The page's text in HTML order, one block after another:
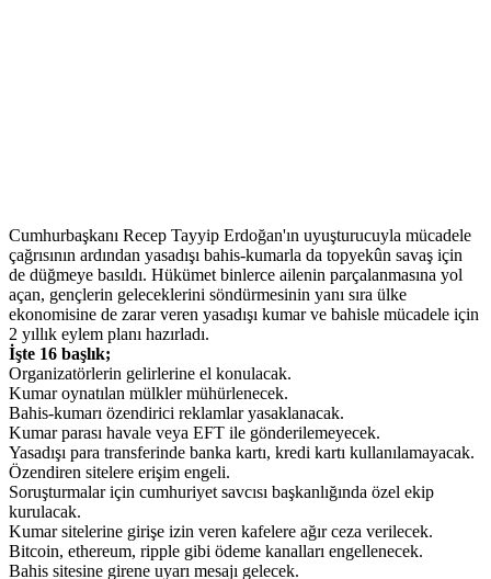
Cumhurbaşkanı Recep Tayyip Erdoğan'ın uyuşturucuyla mücadele
çağrısının ardından yasadışı bahis-kumarla da topyekûn savaş için
de düğmeye basıldı. Hükümet binlerce ailenin parçalanmasına yol
açan, gençlerin geleceklerini söndürmesinin yanı sıra ülke
ekonomisine de zarar veren yasadışı kumar ve bahisle mücadele için
2 yıllık eylem planı hazırladı.
İşte 16 başlık;
Organizatörlerin gelirlerine el konulacak.
Kumar oynatılan mülkler mühürlenecek.
Bahis-kumarı özendirici reklamlar yasaklanacak.
Kumar parası havale veya EFT ile gönderilemeyecek.
Yasadışı para transferinde banka kartı, kredi kartı kullanılamayacak.
Özendiren sitelere erişim engeli.
Soruşturmalar için cumhuriyet savcısı başkanlığında özel ekip
kurulacak.
Kumar sitelerine girişe izin veren kafelere ağır ceza verilecek.
Bitcoin, ethereum, ripple gibi ödeme kanalları engellenecek.
Bahis sitesine girene uyarı mesajı gelecek.